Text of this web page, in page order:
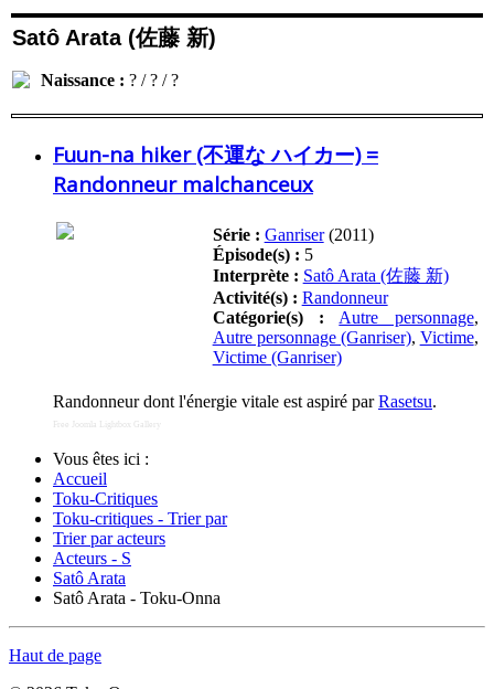
Satô Arata (佐藤 新)
Naissance : ? / ? / ?
Fuun-na hiker (不運な ハイカー) =
Randonneur malchanceux
Série : Ganriser(2011)
Épisode(s) : 5
Interprète : Satô Arata (佐藤 新)
Activité(s) : Randonneur
Catégorie(s) :
Autre personnage,
Autre personnage (Ganriser), Victime,
Victime (Ganriser)
Randonneur dont l'énergie vitale est aspiré parRasetsu.
Free Joomla Lightbox Gallery
Vous êtes ici :
Accueil
Toku-Critiques
Toku-critiques - Trier par
Trier par acteurs
Acteurs - S
Satô Arata
Satô Arata - Toku-Onna
Haut de page